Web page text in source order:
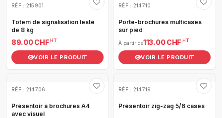
RÉF : 215901
Totem de signalisation lesté
de 8 kg
89.00 CHF HT
VOIR LE PRODUIT
RÉF : 214710
Porte-brochures multicases
sur pied
À partir de113.00 CHF HT
VOIR LE PRODUIT
RÉF : 214706
Présentoir à brochures A4
avec visuel
RÉF : 214719
Présentoir zig-zag 5/6 cases